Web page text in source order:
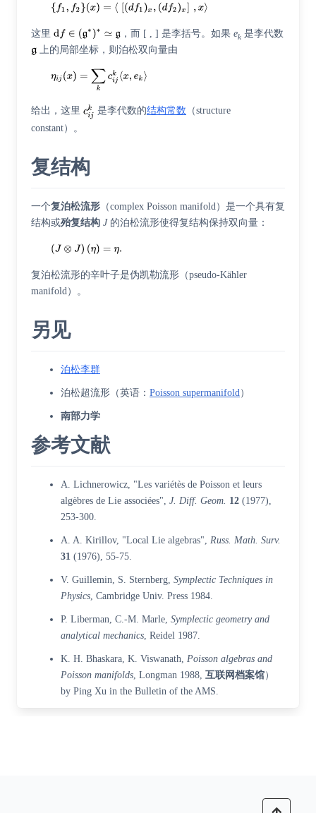
这里 ，而 [ , ] 是李括号。如果 ek 是李代数
上的局部坐标，则泊松双向量由
给出，这里 是李代数的结构常数 （structure
constant）。
复结构
一个复泊松流形 （complex Poisson manifold ）是一个具有复
结构或殆复结构 J的泊松流形使得复结构保持双向量：
复泊松流形的辛叶子是伪凯勒流形 （pseudo-Kähler
manifold ）。
另见
泊松李群
泊松超流形 （英语 ： Poisson supermanifold ）
南部力学
参考文献
A. Lichnerowicz, "Les variétès de Poisson et leurs
algèbres de Lie associées", J. Diff. Geom. 12 (1977),
253-300.
A. A. Kirillov, "Local Lie algebras", Russ. Math. Surv.
31 (1976), 55-75.
V. Guillemin, S. Sternberg, Symplectic Techniques in
Physics , Cambridge Univ. Press 1984.
P. Liberman, C.-M. Marle, Symplectic geometry and
analytical mechanics , Reidel 1987.
K. H. Bhaskara, K. Viswanath, Poisson algebras and
Poisson manifolds , Longman 1988, 互联网档案馆）
by Ping Xu in the Bulletin of the AMS.